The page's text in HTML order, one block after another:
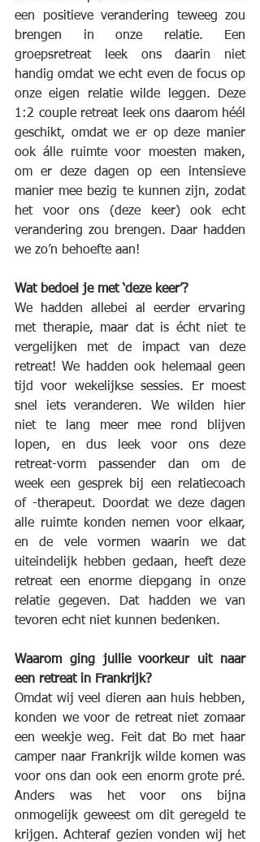
een positieve verandering teweeg zou
brengen in onze relatie. Een
groepsretreat leek ons daarin niet
handig omdat we echt even de focus op
onze eigen relatie wilde leggen. Deze
1:2 couple retreat leek ons daarom héél
geschikt, omdat we er op deze manier
ook álle ruimte voor moesten maken,
om er deze dagen op een intensieve
manier mee bezig te kunnen zijn, zodat
het voor ons (deze keer) ook echt
verandering zou brengen. Daar hadden
we zo’n behoefte aan!
Wat bedoel je met ‘deze keer’?
We hadden allebei al eerder ervaring
met therapie, maar dat is écht niet te
vergelijken met de impact van deze
retreat! We hadden ook helemaal geen
tijd voor wekelijkse sessies. Er moest
snel iets veranderen. We wilden hier
niet te lang meer mee rond blijven
lopen, en dus leek voor ons deze
retreat-vorm passender dan om de
week een gesprek bij een relatiecoach
of -therapeut. Doordat we deze dagen
alle ruimte konden nemen voor elkaar,
en de vele vormen waarin we dat
uiteindelijk hebben gedaan, heeft deze
retreat een enorme diepgang in onze
relatie gegeven. Dat hadden we van
tevoren echt niet kunnen bedenken.
Waarom ging jullie voorkeur uit naar
een retreat in Frankrijk?
Omdat wij veel dieren aan huis hebben,
konden we voor de retreat niet zomaar
een weekje weg. Feit dat Bo met haar
camper naar Frankrijk wilde komen was
voor ons dan ook een enorm grote pré.
Anders was het voor ons bijna
onmogelijk geweest om dit geregeld te
krijgen. Achteraf gezien vonden wij het